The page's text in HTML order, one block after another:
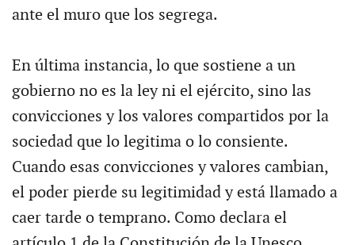
ante el muro que los segrega.
En última instancia, lo que sostiene a un
gobierno no es la ley ni el ejército, sino las
convicciones y los valores compartidos por la
sociedad que lo legitima o lo consiente.
Cuando esas convicciones y valores cambian,
el poder pierde su legitimidad y está llamado a
caer tarde o temprano. Como declara el